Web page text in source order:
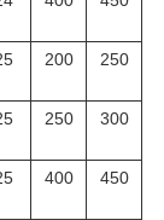
200 250
250 300
400 450